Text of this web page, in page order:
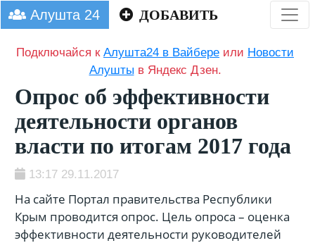
Алушта 24 ДОБАВИТЬ
Подключайся кАлушта24 в Вайбере или Новости
Алушты в Яндекс Дзен.
Опрос об эффективности
деятельности органов
власти по итогам 2017 года
13:17 29.11.2017
На сайте Портал правительства Республики
Крым проводится опрос. Цель опроса – оценка
эффективности деятельности руководителей